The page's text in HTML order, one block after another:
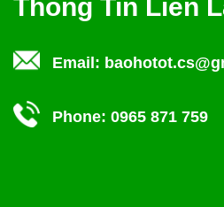
Thông Tin Liên
Email:
Phone: 0965 871 759